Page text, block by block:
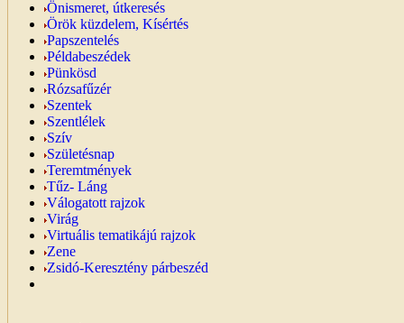
Önismeret, útkeresés
Örök küzdelem, Kísértés
Papszentelés
Példabeszédek
Pünkösd
Rózsafűzér
Szentek
Szentlélek
Szív
Születésnap
Teremtmények
Tűz- Láng
Válogatott rajzok
Virág
Virtuális tematikájú rajzok
Zene
Zsidó-Keresztény párbeszéd